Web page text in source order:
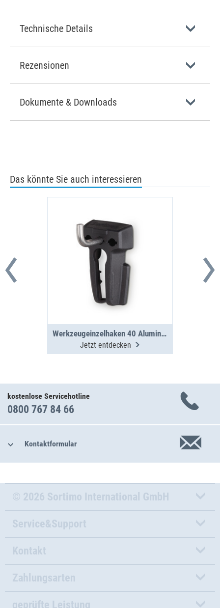
Technische Details
Rezensionen
Dokumente & Downloads
Das könnte Sie auch interessieren
Werkzeugeinzelhaken 40 Aluminium Seitenwand
Jetzt entdecken
kostenlose Servicehotline
0800 767 84 66
Kontaktformular
© 2026 Sortimo International GmbH
Service&Support
Kontakt
Zahlungsarten
geprüfte Leistung